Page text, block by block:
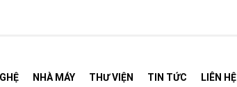
NHÀ MÁY THƯ VIỆN TIN TỨC LIÊN HỆ